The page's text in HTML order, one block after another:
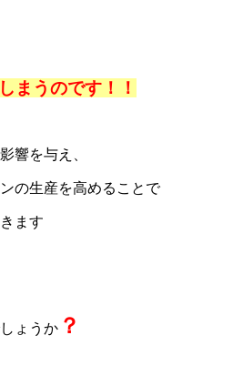
まうのです！！
響を与え、
の生産を高めることで
ます
ょうか ？